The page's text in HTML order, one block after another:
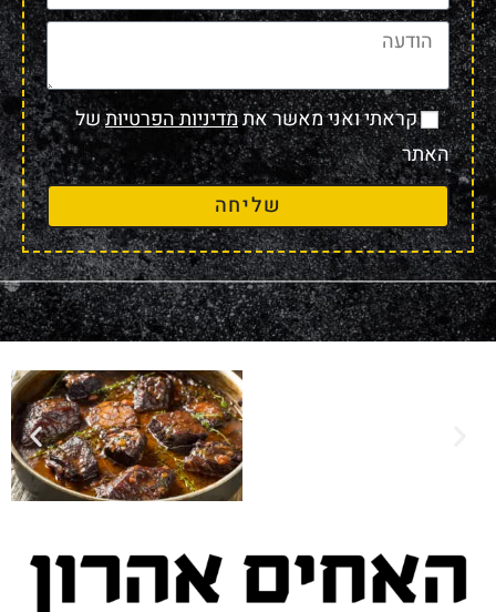
קראתי ואני מאשר אתמדיניות הפרטיותשל
האתר
שליחה